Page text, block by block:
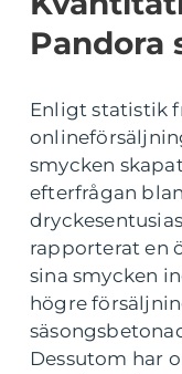
Pandora
Enligt statistik
smycken
efterfrågan
rapporterat en
sina smycken
högre
Dessutom har